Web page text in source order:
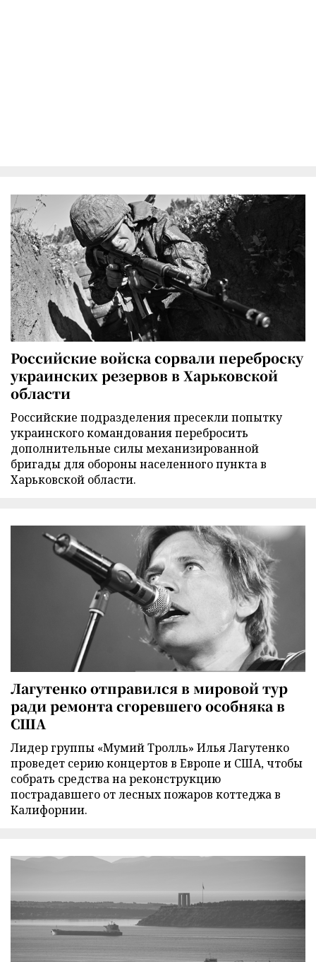
Российские войска сорвали переброску
украинских резервов в Харьковской
области
Российские подразделения пресекли попытку
украинского командования перебросить
дополнительные силы механизированной
бригады для обороны населенного пункта в
Харьковской области.
Лагутенко отправился в мировой тур
ради ремонта сгоревшего особняка в
США
Лидер группы «Мумий Тролль» Илья Лагутенко
проведет серию концертов в Европе и США, чтобы
собрать средства на реконструкцию
пострадавшего от лесных пожаров коттеджа в
Калифорнии.